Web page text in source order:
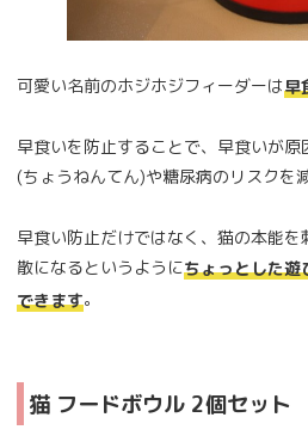
可愛い名前のホジホジフィーダーは早
早食いを防止することで、早食いが
(ちょうねんてん)や糖尿病のリスクを
早食い防止だけではなく、猫の本能
散になるというようにちょっとした遊
できます。
猫 フードボウル 2個セット